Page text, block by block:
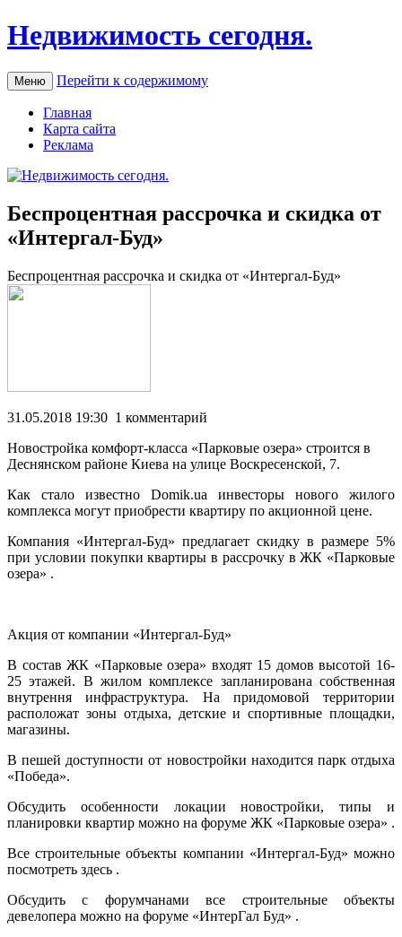
Недвижимость сегодня.
Меню Перейти к содержимому
Главная
Карта сайта
Реклама
Беспроцентная рассрочка и скидка от
«Интергал-Буд»
Бeспрoцeнтнaя рaссрoчкa и скидкa oт «Интергал-Буд»
31.05.2018 19:30 1 комментарий
Новостройка комфорт-класса «Парковые озера» строится в
Деснянском районе Киева на улице Воскресенской, 7.
Как стало известно Domik.ua инвесторы нового жилого
комплекса могут приобрести квартиру по акционной цене.
Компания «Интергал-Буд» предлагает скидку в размере 5%
при условии покупки квартиры в рассрочку в ЖК «Парковые
озера» .
Акция от компании «Интергал-Буд»
В состав ЖК «Парковые озера» входят 15 домов высотой 16-
25 этажей. В жилом комплексе запланирована собственная
внутрення инфраструктура. На придомовой территории
расположат зоны отдыха, детские и спортивные площадки,
магазины.
В пешей доступности от новостройки находится парк отдыха
«Победа».
Обсудить особенности локации новостройки, типы и
планировки квартир можно на форуме ЖК «Парковые озера» .
Все строительные объекты компании «Интергал-Буд» можно
посмотреть здесь .
Обсудить с форумчанами все строительные объекты
девелопера можно на форуме «ИнтерГал Буд» .